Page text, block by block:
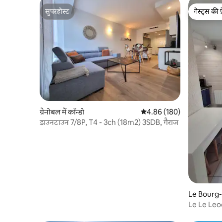
सुपरहोस्ट
सुपरहोस्ट
ग्रेनोबल में कॉन्डो औसत रेटिंग 5 में से 4.86, 180
4.86 (180)
डाउनटाउन 7/8P, T4 - 3ch (18m2) 3SDB, गैराज
गेस्ट्स की
गेस्ट्स की
Le Bourg-
Le Le